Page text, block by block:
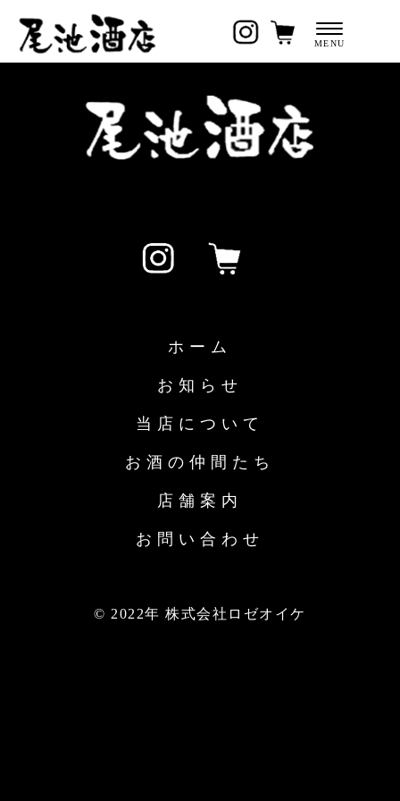
ホーム
お知らせ
当店について
お酒の仲間たち
店舗案内
お問い合わせ
© 2022年 株式会社ロゼオイケ